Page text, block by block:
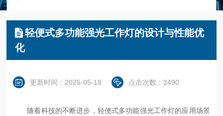
轻便式多功能强光工作灯的设计与性能优
化
更新时间：2025-05-18 点击次数：2490
随着科技的不断进步，轻便式多功能强光工作灯的应用场景